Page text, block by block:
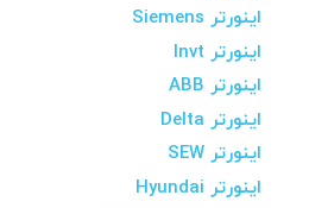
اینورتر Siemens
اینورتر Invt
اینورتر ABB
اینورتر Delta
اینورتر SEW
اینورتر Hyundai